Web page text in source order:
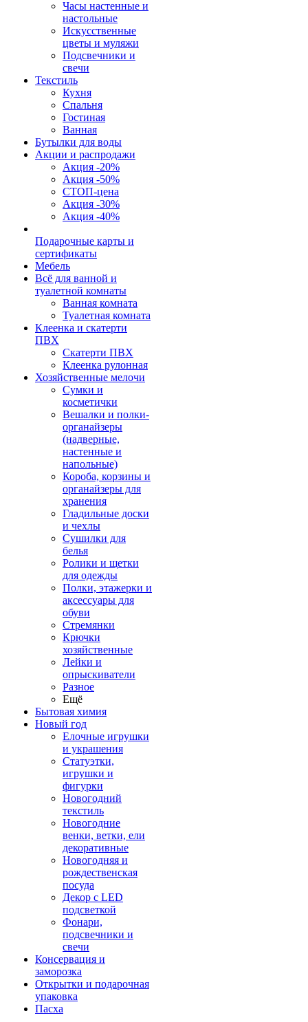
Часы настенные и
настольные
Искусственные
цветы и муляжи
Подсвечники и
свечи
Текстиль
Кухня
Спальня
Гостиная
Ванная
Бутылки для воды
Акции и распродажи
Акция -20%
Акция -50%
СТОП-цена
Акция -30%
Акция -40%
Подарочные карты и
сертификаты
Мебель
Всё для ванной и
туалетной комнаты
Ванная комната
Туалетная комната
Клеенка и скатерти
ПВХ
Скатерти ПВХ
Клеенка рулонная
Хозяйственные мелочи
Сумки и
косметички
Вешалки и полки-
органайзеры
(надверные,
настенные и
напольные)
Короба, корзины и
органайзеры для
хранения
Гладильные доски
и чехлы
Сушилки для
белья
Ролики и щетки
для одежды
Полки, этажерки и
аксессуары для
обуви
Стремянки
Крючки
хозяйственные
Лейки и
опрыскиватели
Разное
Ещё
Бытовая химия
Новый год
Елочные игрушки
и украшения
Статуэтки,
игрушки и
фигурки
Новогодний
текстиль
Новогодние
венки, ветки, ели
декоративные
Новогодняя и
рождественская
посуда
Декор с LED
подсветкой
Фонари,
подсвечники и
свечи
Консервация и
заморозка
Открытки и подарочная
упаковка
Пасха